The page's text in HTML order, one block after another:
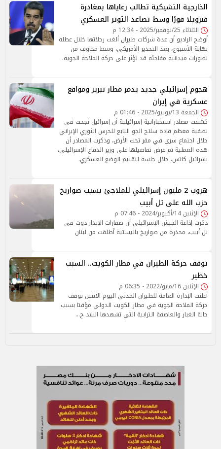
الخارجية التشيكية تطالب رعاياها بمغادرة
فنزويلا فورًا وسط تصاعد التوتر العسكري
الثلاثاء 25/نوفمبر/2025 - 12:34 م
أوضح الراديو أن عدة شركات طيران ألغت رحلاتها خلال عطلة
نهاية الأسبوع، بعد التحذير الأمريكي، وسط مخاوف من
تطورات ميدانية مفاجئة قد تؤثر على حركة الملاحة الجوية.
هجوم إسرائيلي جديد يدمر مطار تبريز ومواقع
عسكرية في إيران
الجمعة 13/يونيو/2025 - 01:46 م
كشفت مصادر استخباراتية إسرائيلية أن إسرائيل نجحت في
تصفية معظم قادة سلاح الجو التابع للحرس الثوري الإيراني
خلال اجتماع سري في مقر تحت الأرض، وذكرت المصادر أن
هذه العملية تم عرض تفاصيلها على وزير الدفاع الإسرائيلي،
يسرائيل كاتس، خلال جلسة لتقييم الوضع العسكري.
هروب 2 مليون إسرائيلي للملاجئ بسبب صواريخ
حزب الله على تل أبيب
الإثنين 14/أكتوبر/2024 - 07:46 م
ذكرت إذاعة الجيش الإسرائيلي أن صفارات الإنذار دوت في
تل أبيب، محذرة من صواريخ باليستية أطلقت من لبنان
توقف حركة الطيران في مطار الكويت.. السبب
خطير
الإثنين 16/مايو/2022 - 06:35 م
أعلنت الإدارة العامة للطيران المدني اليوم الاثنين توقف
حركة الملاحة الجوية في مطار الكويت الدولي مؤقتا بسبب
حالة الغبار والعاصفة الترابية التي تشهدها البلاد ح…